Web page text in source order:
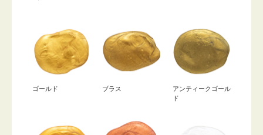
ゴールド ブラス
アンティークゴール
ド